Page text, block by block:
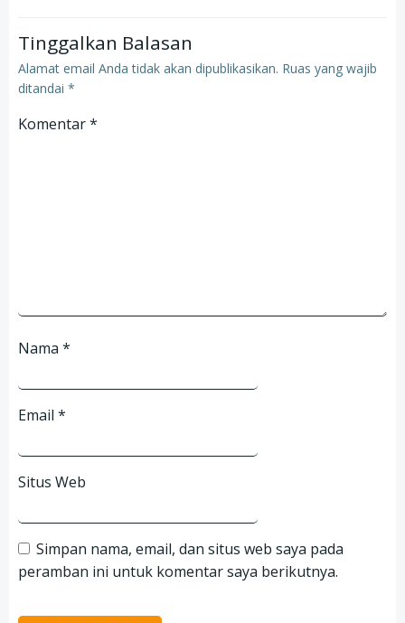
Tinggalkan Balasan
Alamat email Anda tidak akan dipublikasikan. Ruas yang wajib
ditandai *
Komentar*
Nama *
Email *
Situs Web
Simpan nama, email, dan situs web saya pada
peramban ini untuk komentar saya berikutnya.